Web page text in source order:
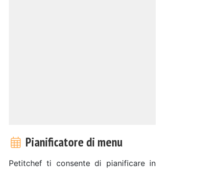
Pianificatore di menu
Petitchef ti consente di pianificare in